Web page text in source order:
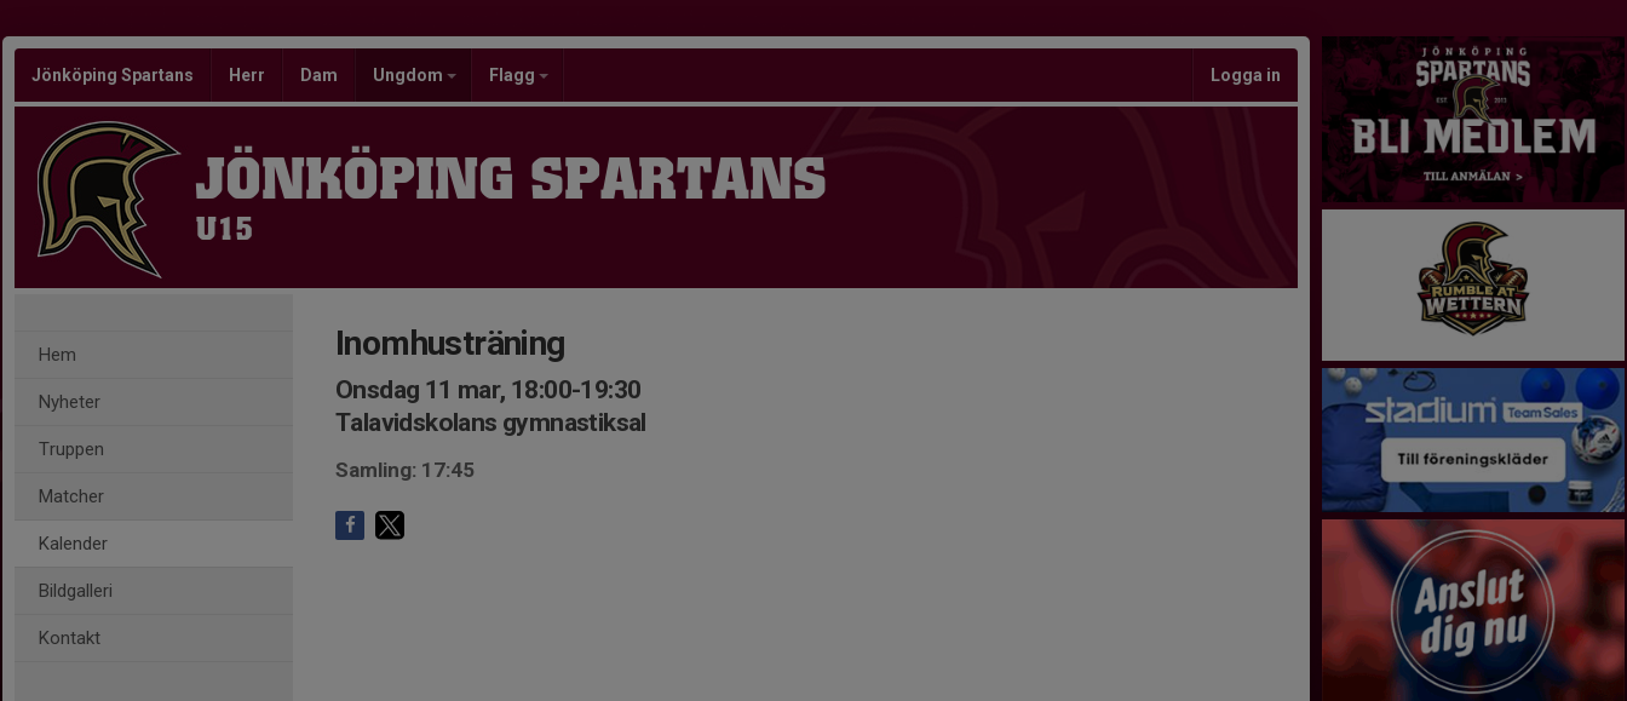
Jönköping Spartans Herr Dam Ungdom Flagg Logga in
JÖNKÖPING SPARTANS
U15
Hem
Nyheter
Truppen
Matcher
Kalender
Bildgalleri
Kontakt
Inomhusträning
Onsdag 11 mar, 18:00-19:30
Talavidskolans gymnastiksal
Samling: 17:45